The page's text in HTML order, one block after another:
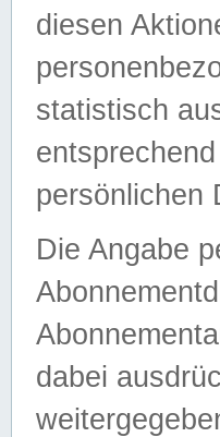
diesen
statistisch
persönlichen
Die Angabe
dabei